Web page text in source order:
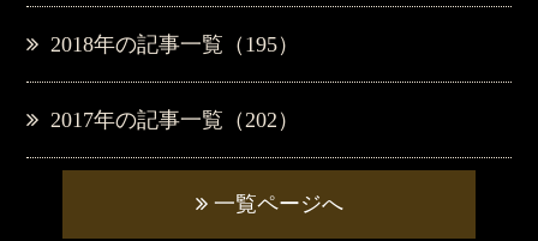
2018年の記事一覧（195）
2017年の記事一覧（202）
一覧ページへ